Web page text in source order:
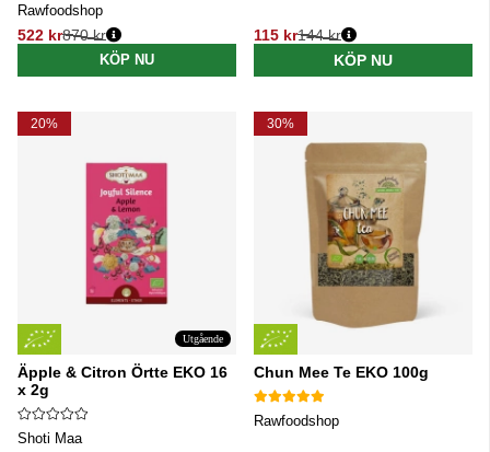
Rawfoodshop
522 kr
Ordinarie pris:
870 kr
KÖP NU
115 kr
Ordinarie pris:
144 kr
KÖP NU
20%
Utgående
Äpple & Citron Örtte EKO 16
x 2g
Shoti Maa
30%
Chun Mee Te EKO 100g
Rawfoodshop